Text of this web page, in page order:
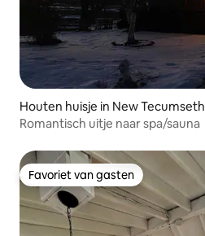
Houten huisje in New Tecumseth
Romantisch uitje naar spa/sauna
Favoriet van gasten
Favoriet van gasten